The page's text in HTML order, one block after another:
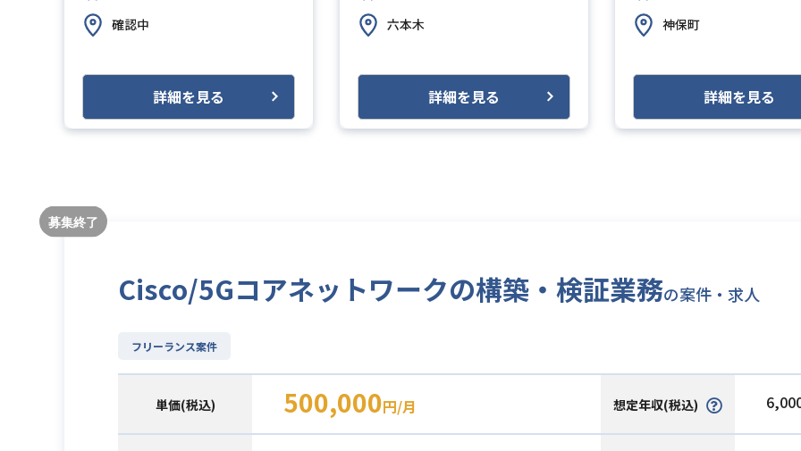
確認中
詳細を見る
六本木
詳細を見る
神保町
詳細を見る
Cisco/5Gコアネットワークの構築・検証業務の案件・求人
フリーランス案件
単価(税込) 500,000円/月 想定年収(税込)